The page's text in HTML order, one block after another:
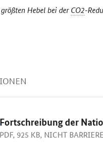
Hebel bei derCO2-
Fortschreibung der
PDF, 925 KB, NICHT